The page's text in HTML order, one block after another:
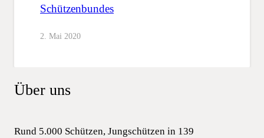
Schützenbundes
2. Mai 2020
Über uns
Rund 5.000 Schützen, Jungschützen in 139